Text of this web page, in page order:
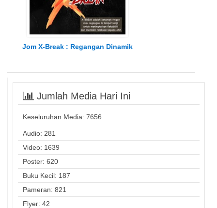
Jom X-Break : Regangan Dinamik
Jumlah Media Hari Ini
Keseluruhan Media: 7656
Audio: 281
Video: 1639
Poster: 620
Buku Kecil: 187
Pameran: 821
Flyer: 42